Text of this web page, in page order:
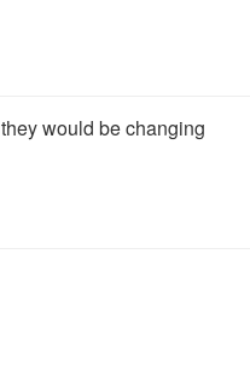
they would be changing